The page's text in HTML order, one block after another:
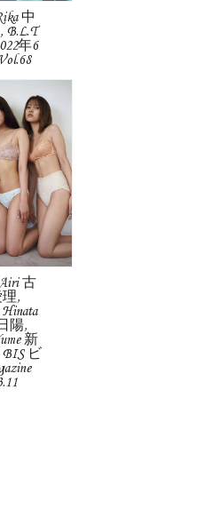
中
B.L.T
年6
古
,
Hinata
陽,
新
ビ